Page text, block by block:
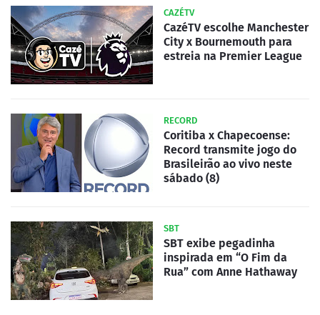
CAZÉTV
CazéTV escolhe Manchester
City x Bournemouth para
estreia na Premier League
RECORD
Coritiba x Chapecoense:
Record transmite jogo do
Brasileirão ao vivo neste
sábado (8)
SBT
SBT exibe pegadinha
inspirada em “O Fim da
Rua” com Anne Hathaway